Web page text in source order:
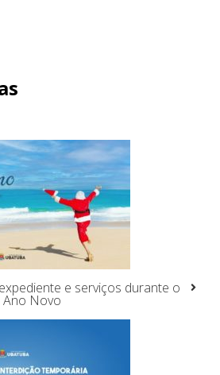
e serviços durante o
Novo